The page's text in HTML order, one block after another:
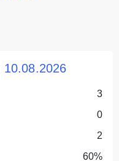
10.08.2026
3
0
2
60%